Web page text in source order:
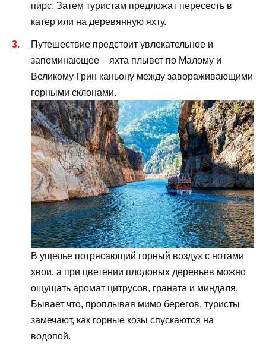
пирс. Затем туристам предложат пересесть в
катер или на деревянную яхту.
Путешествие предстоит увлекательное и
запоминающее – яхта плывет по Малому и
Великому Грин каньону между завораживающими
горными склонами.
В ущелье потрясающий горный воздух с нотами
хвои, а при цветении плодовых деревьев можно
ощущать аромат цитрусов, граната и миндаля.
Бывает что, проплывая мимо берегов, туристы
замечают, как горные козы спускаются на
водопой.